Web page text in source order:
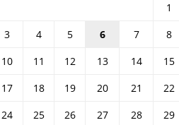
1
3
4 5 6 7 8
10
11 12 13 14 15
17
18 19 20 21 22
24
25 26 27 28 29